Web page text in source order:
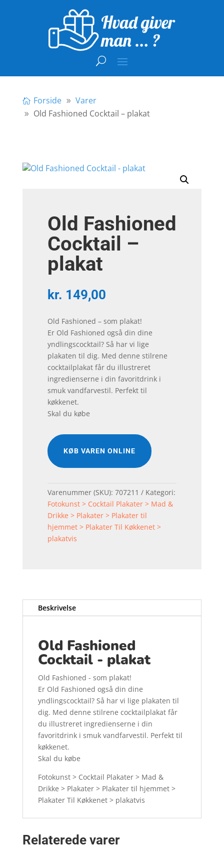
Forside
Varer
Old Fashioned Cocktail – plakat
Old Fashioned
Cocktail –
plakat
kr. 149,00
Old Fashioned – som plakat!
Er Old Fashioned også din dine
yndlingscocktail? Så har vi lige
plakaten til dig. Med denne stilrene
cocktailplakat får du illustreret
ingredienserne i din favoritdrink i
smuk vandfarvestil. Perfekt til
køkkenet.
Skal du købe
KØB VAREN ONLINE
Varenummer (SKU): 707211
Kategori:
Fotokunst > Cocktail Plakater > Mad &
Drikke > Plakater > Plakater til
hjemmet > Plakater Til Køkkenet >
plakatvis
Beskrivelse
Old Fashioned
Cocktail - plakat
Old Fashioned - som plakat!
Er Old Fashioned også din dine
yndlingscocktail? Så har vi lige plakaten til
dig. Med denne stilrene cocktailplakat får
du illustreret ingredienserne i din
favoritdrink i smuk vandfarvestil. Perfekt til
køkkenet.
Skal du købe
Fotokunst > Cocktail Plakater > Mad &
Drikke > Plakater > Plakater til hjemmet >
Plakater Til Køkkenet > plakatvis
Relaterede varer